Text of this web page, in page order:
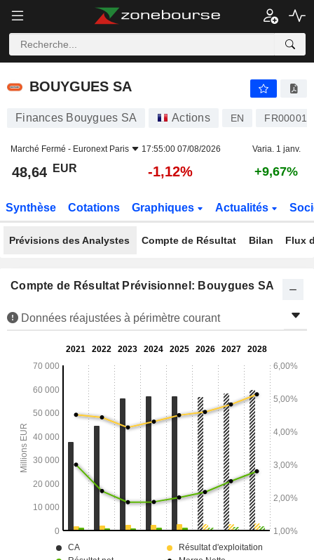
BOUYGUES SA
BOUYGUES SA
Finances Bouygues SA Actions EN
Marché Fermé - Euronext Paris 17:55:00 07/08/2026 Varia. 1 janv.
48,64 EUR -1,12% +9,67%
Synthèse Cotations Graphiques Actualités
Prévisions des Analystes Compte de Résultat Bilan Flux
Compte de Résultat Prévisionnel: Bouygues SA
Données réajustées à périmètre courant